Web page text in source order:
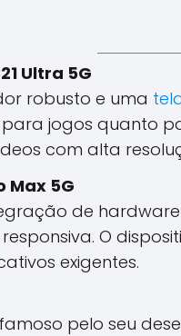
Ultra 5G
robusto e uma
jogos quanto
com alta
Max 5G
de hardware
O
exigentes.
pelo seu